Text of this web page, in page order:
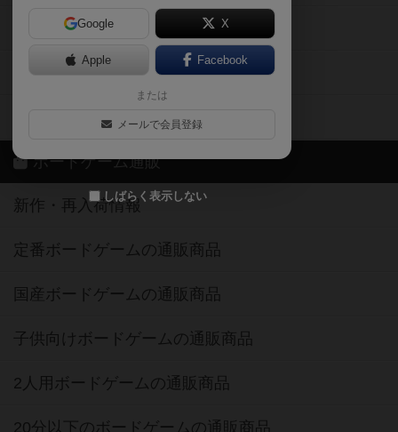
Google X
Apple Facebook
または
メールで会員登録
しばらく表示しない
ボドとも・会員一覧
ボードゲーム業界コラム
ボドゲーマご利用案内
ボードゲーム通販
新作・再入荷情報
定番ボードゲームの通販商品
国産ボードゲームの通販商品
子供向けボードゲームの通販商品
2人用ボードゲームの通販商品
20分以下のボードゲームの通販商品